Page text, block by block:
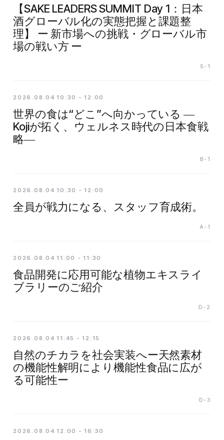
【SAKE LEADERS SUMMIT Day 1：日本
酒グローバル化の実態把握と課題整
理】 ー 新市場への挑戦・グローバル市
場の戦い方 ー
S-1
2026.08.04 10:30 - 12:00
世界の食は“どこ”へ向かっている ―
Kojiが拓く、ウェルネス時代の日本食戦
略―
B-1
2026.08.04 10:30 - 12:00
全員が戦力になる、スタッフ育成術。
A-1
2026.08.04 11:00 - 11:30
食品開発に応用可能な植物エキスライ
ブラリーのご紹介
D-2
2026.08.04 11:45 - 12:15
自然のチカラを社会実装へー天然素材
の機能性解明により機能性食品に広が
る可能性ー
D-3
2026.08.04 12:00 - 16:30